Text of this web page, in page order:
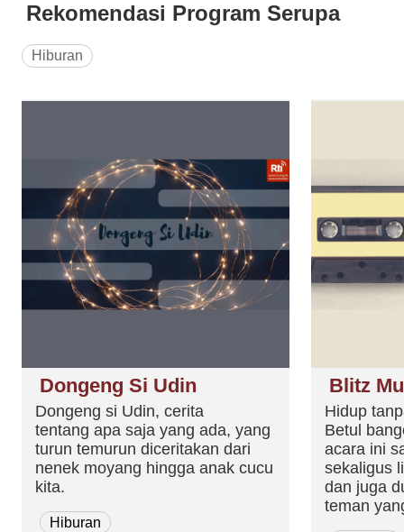
Rekomendasi Program Serupa
Hiburan
Dongeng Si Udin
Dongeng si Udin, cerita
tentang apa saja yang ada, yang
turun temurun diceritakan dari
nenek moyang hingga anak cucu
kita.
Hiburan
Blitz
Hidup
Betul
acara ini
sekaligus
dan juga
teman